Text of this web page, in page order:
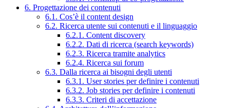
6. Progettazione dei contenuti
6.1. Cos’è il content design
6.2. Ricerca utente sui contenuti e il linguaggio
6.2.1. Content discovery
6.2.2. Dati di ricerca (search keywords)
6.2.3. Ricerca tramite analytics
6.2.4. Ricerca sui forum
6.3. Dalla ricerca ai bisogni degli utenti
6.3.1. User stories per definire i contenuti
6.3.2. Job stories per definire i contenuti
6.3.3. Criteri di accettazione